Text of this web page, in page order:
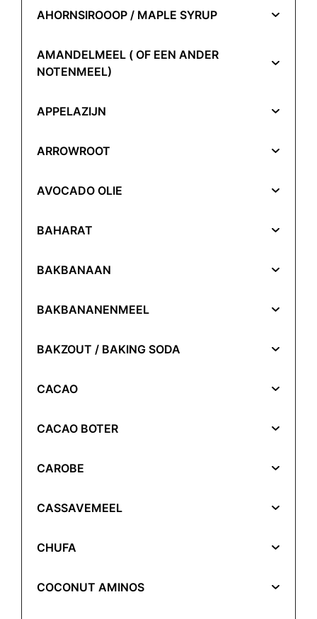
AHORNSIROOOP / MAPLE SYRUP
AMANDELMEEL ( OF EEN ANDER
NOTENMEEL)
APPELAZIJN
ARROWROOT
AVOCADO OLIE
BAHARAT
BAKBANAAN
BAKBANANENMEEL
BAKZOUT / BAKING SODA
CACAO
CACAO BOTER
CAROBE
CASSAVEMEEL
CHUFA
COCONUT AMINOS